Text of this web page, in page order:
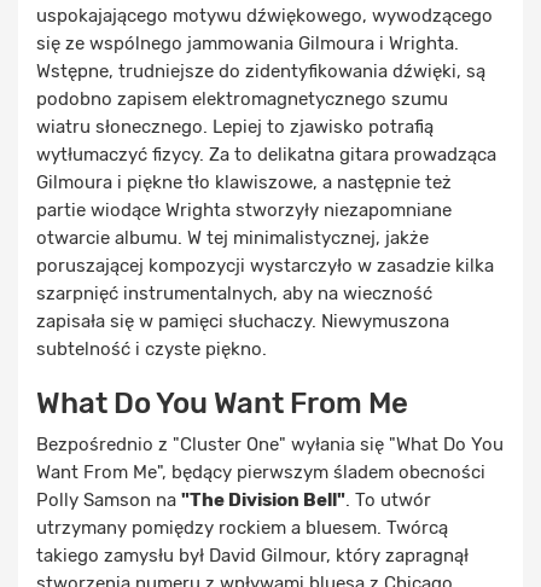
uspokajającego motywu dźwiękowego, wywodzącego
się ze wspólnego jammowania Gilmoura i Wrighta.
Wstępne, trudniejsze do zidentyfikowania dźwięki, są
podobno zapisem elektromagnetycznego szumu
wiatru słonecznego. Lepiej to zjawisko potrafią
wytłumaczyć fizycy. Za to delikatna gitara prowadząca
Gilmoura i piękne tło klawiszowe, a następnie też
partie wiodące Wrighta stworzyły niezapomniane
otwarcie albumu. W tej minimalistycznej, jakże
poruszającej kompozycji wystarczyło w zasadzie kilka
szarpnięć instrumentalnych, aby na wieczność
zapisała się w pamięci słuchaczy. Niewymuszona
subtelność i czyste piękno.
What Do You Want From Me
Bezpośrednio z "Cluster One" wyłania się "What Do You
Want From Me", będący pierwszym śladem obecności
Polly Samson na "The Division Bell". To utwór
utrzymany pomiędzy rockiem a bluesem. Twórcą
takiego zamysłu był David Gilmour, który zapragnął